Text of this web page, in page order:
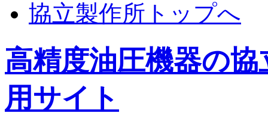
協立製作所トップへ
高精度油圧機器の
用サイト